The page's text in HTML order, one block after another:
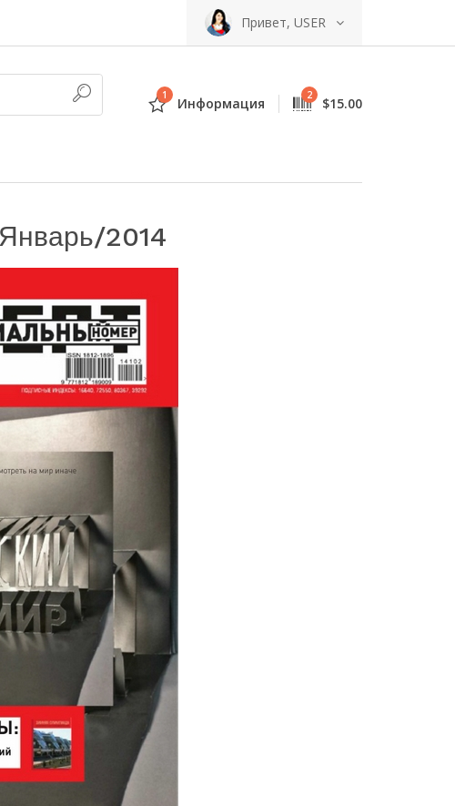
Привет, USER
1 Информация 2 $15.00
2014